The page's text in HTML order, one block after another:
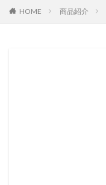
HOME 商品紹介